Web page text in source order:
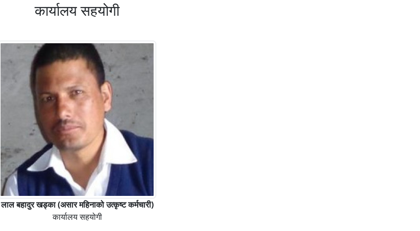
कार्यालय सहयोगी
लाल बहादुर खड्का (असार महिनाको उत्कृष्ट कर्मचारी)
कार्यालय सहयोगी